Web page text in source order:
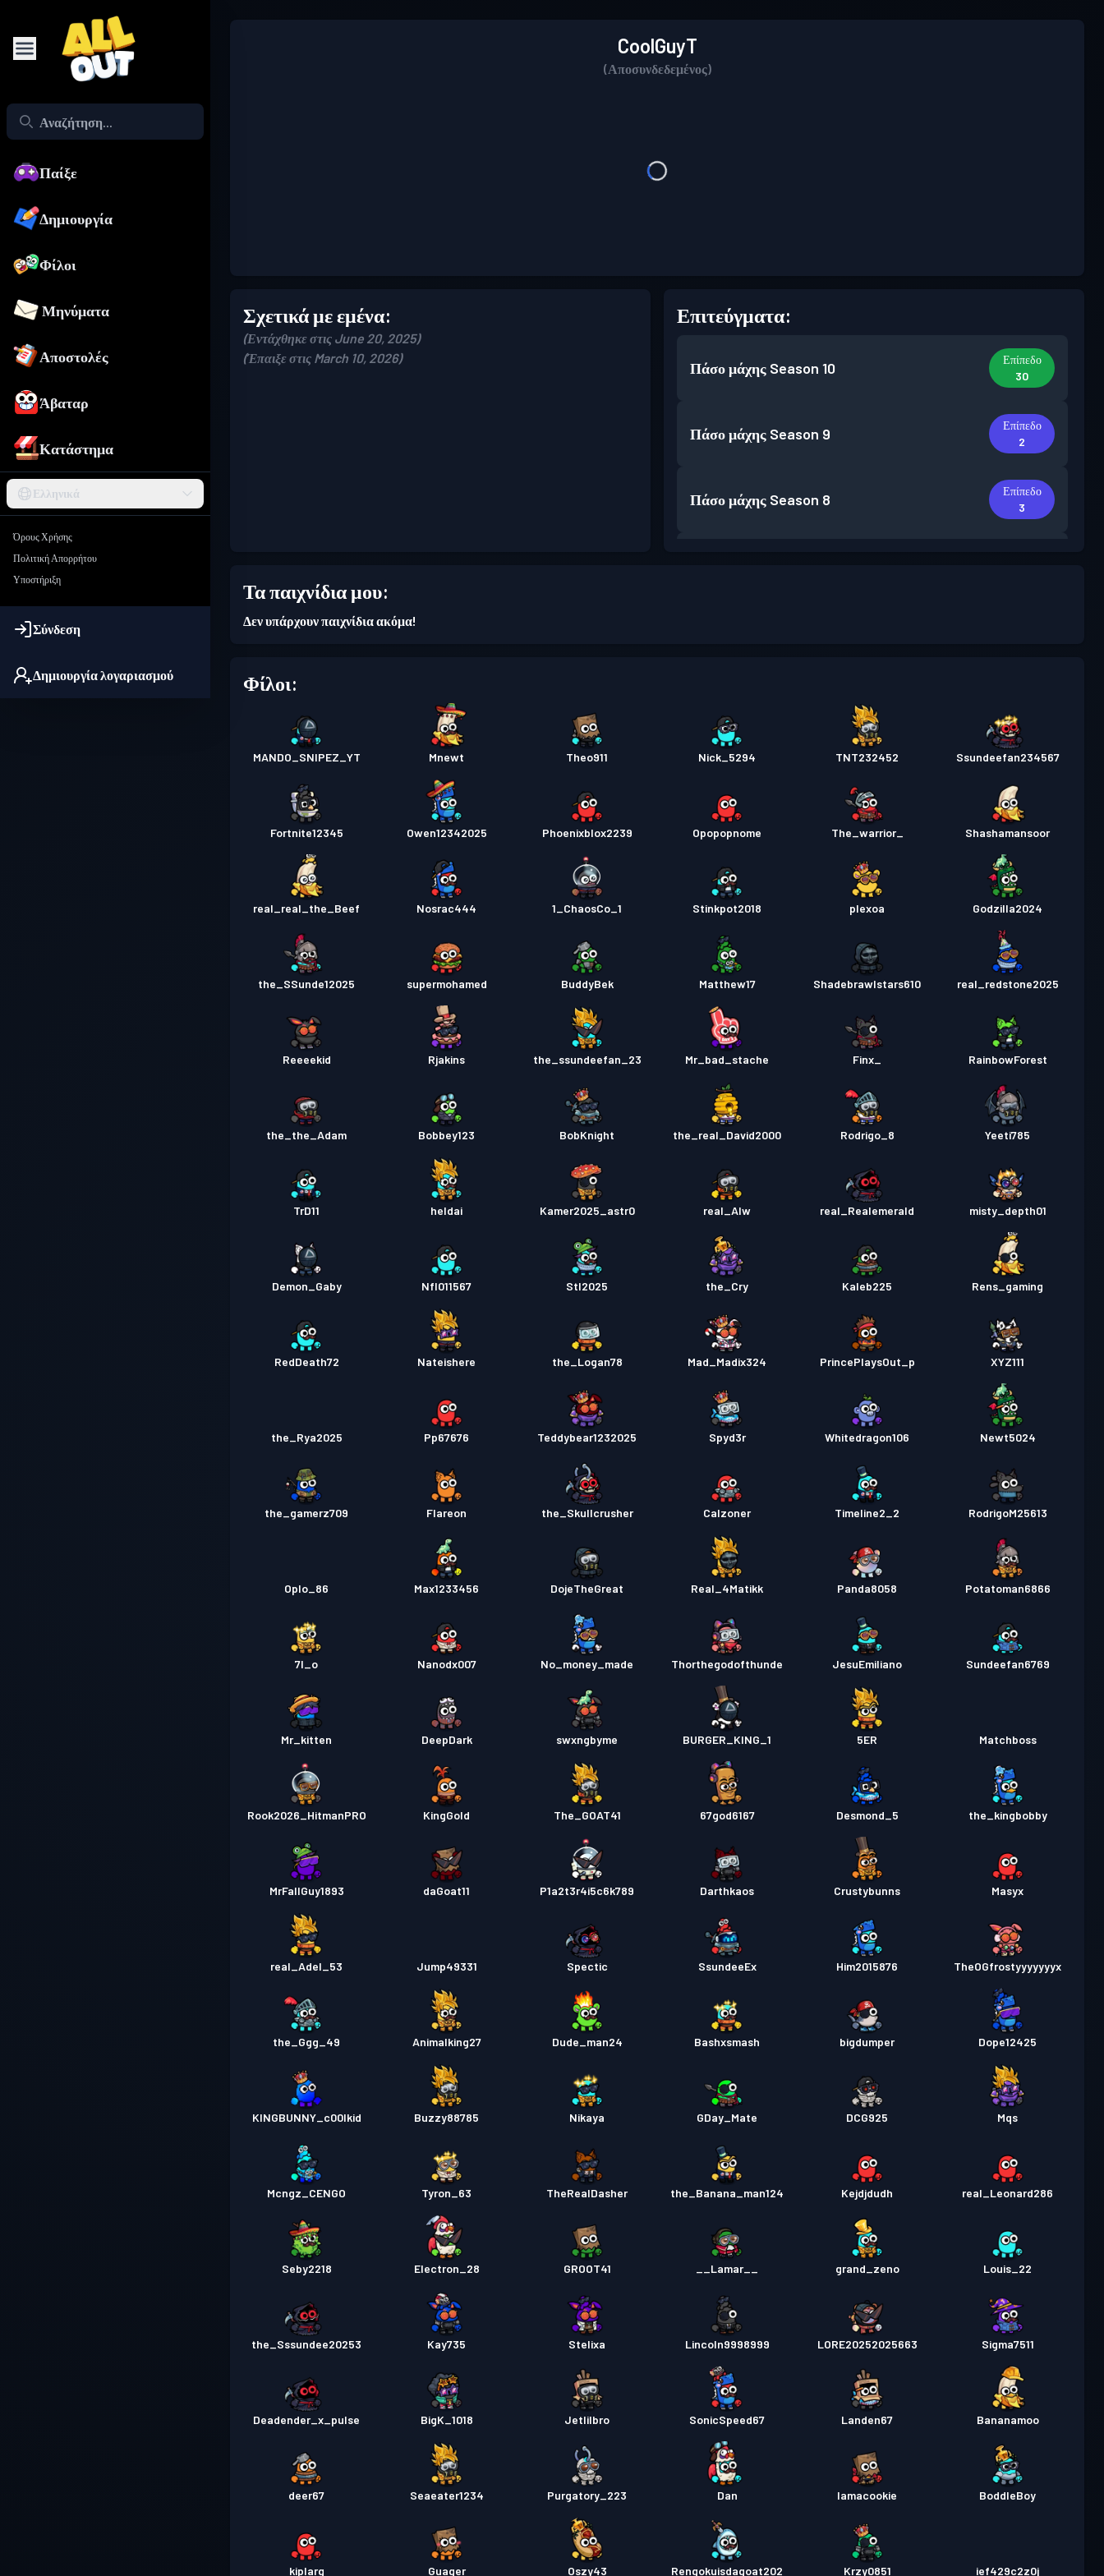
Παίξε
Δημιουργία
Φίλοι
Μηνύματα
Αποστολές
Άβαταρ
Κατάστημα
Ελληνικά
Όρους Χρήσης
Πολιτική Απορρήτου
Υποστήριξη
Σύνδεση
Δημιουργία λογαριασμού
CoolGuyT
(Αποσυνδεδεμένος)
Σχετικά με εμένα:
(Εντάχθηκε στις June 20, 2025)
(Έπαιξε στις March 10, 2026)
Επιτεύγματα:
Πάσο μάχης Season 10
Επίπεδο
30
Πάσο μάχης Season 9
Επίπεδο
2
Πάσο μάχης Season 8
Επίπεδο
3
Τα παιχνίδια μου:
Δεν υπάρχουν παιχνίδια ακόμα!
Φίλοι:
MANDO_SNIPEZ_YT Mnewt Theo911 Nick_5294 TNT232452 Ssundeefan234567
Fortnite12345 Owen12342025 Phoenixblox2239 Opopopnome The_warrior_ Shashamansoor
real_real_the_Beef Nosrac444 1_ChaosCo_1 Stinkpot2018 plexoa Godzilla2024
the_SSunde12025 supermohamed BuddyBek Matthew17 Shadebrawlstars610 real_redstone2025
Reeeekid Rjakins the_ssundeefan_23 Mr_bad_stache Finx_ RainbowForest
the_the_Adam Bobbey123 BobKnight the_real_David2000 Rodrigo_8 Yeeti785
TrD11 heldai Kamer2025_astr0 real_Alw real_Realemerald misty_depth01
Demon_Gaby Nfl011567 Stl2025 the_Cry Kaleb225 Rens_gaming
RedDeath72 Nateishere the_Logan78 Mad_Madix324 PrincePlaysOut_p XYZ111
the_Rya2025 Pp67676 Teddybear1232025 Spyd3r Whitedragon106 Newt5024
the_gamerz709 Flareon the_Skullcrusher Calzoner Timeline2_2 RodrigoM25613
Oplo_86 Max1233456 DojeTheGreat Real_4Matikk Panda8058 Potatoman6866
7I_o Nanodx007 No_money_made Thorthegodofthunde JesuEmiliano Sundeefan6769
Mr_kitten DeepDark swxngbyme BURGER_KING_1 5ER Matchboss
Rook2026_HitmanPRO KingGold The_GOAT41 67god6167 Desmond_5 the_kingbobby
MrFallGuy1893 daGoat11 P1a2t3r4i5c6k789 Darthkaos Crustybunns Masyx
real_Adel_53 Jump49331 Spectic SsundeeEx Him2015876 TheOGfrostyyyyyyyx
the_Ggg_49 Animalking27 Dude_man24 Bashxsmash bigdumper Dope12425
KINGBUNNY_c00lkid Buzzy88785 Nikaya GDay_Mate DCG925 Mqs
Mcngz_CENGO Tyron_63 TheRealDasher the_Banana_man124 Kejdjdudh real_Leonard286
Seby2218 Electron_28 GROOT41 __Lamar__ grand_zeno Louis_22
the_Sssundee20253 Kay735 Stelixa Lincoln9998999 LORE20252025663 Sigma7511
Deadender_x_pulse BigK_1018 Jetlilbro SonicSpeed67 Landen67 Bananamoo
deer67 Seaeater1234 Purgatory_223 Dan Iamacookie BoddleBoy
kiplarg Guager Oszy43 Rengokuisdagoat202 Krzy0851 ief429c2z0j